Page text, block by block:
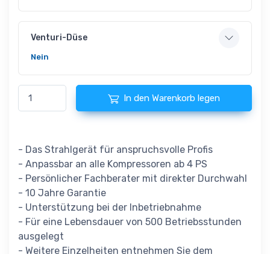
Venturi-Düse
Nein
In den Warenkorb legen
- Das Strahlgerät für anspruchsvolle Profis
- Anpassbar an alle Kompressoren ab 4 PS
- Persönlicher Fachberater mit direkter Durchwahl
- 10 Jahre Garantie
- Unterstützung bei der Inbetriebnahme
- Für eine Lebensdauer von 500 Betriebsstunden
ausgelegt
- Weitere Einzelheiten entnehmen Sie dem